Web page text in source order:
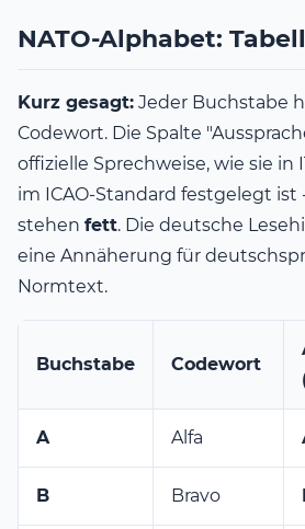
NATO-Alphabet:
Kurz gesagt: Jeder Buchstabe
Codewort. Die Spalte
offizielle Sprechweise, wie sie in
im ICAO-Standard festgelegt
stehen fett. Die deutsche
eine Annäherung für
Normtext.
Buchstabe Codewort
A Alfa
B Bravo